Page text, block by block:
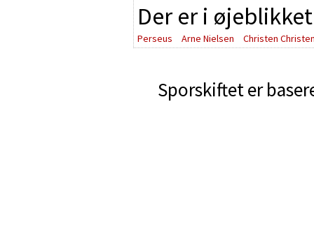
Der er i
Perseus Arne Nielsen Christen
Sporskiftet er